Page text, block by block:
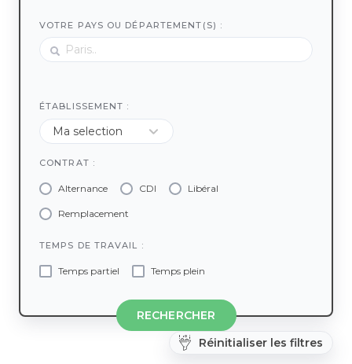
VOTRE PAYS OU DÉPARTEMENT(S) :
Réinitialiser les filtres
ÉTABLISSEMENT :
CONTRAT :
Alternance CDI Libéral
Remplacement
TEMPS DE TRAVAIL :
Temps partiel Temps plein
RECHERCHER